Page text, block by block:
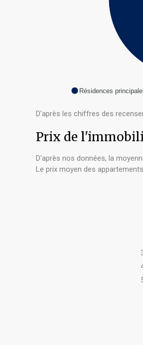
Résidences
D'après les chiffres des
Prix de
D'après nos données, la
Le prix moyen des